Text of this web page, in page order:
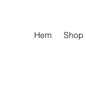
Hem Shop